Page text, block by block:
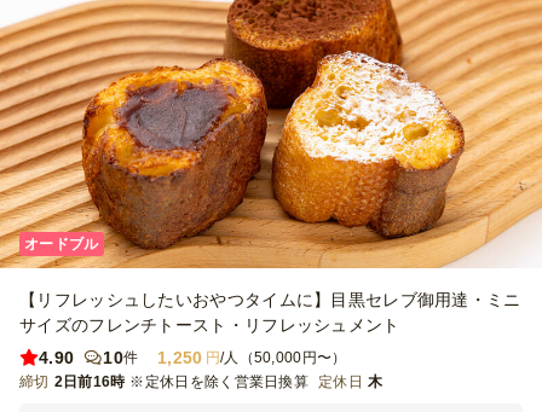
オードブル
【リフレッシュしたいおやつタイムに】目黒セレブ御用達・ミニ
サイズのフレンチトースト・リフレッシュメント
4.90
10件 1,250 円/人（50,000円〜）
締切 2日前16時 ※定休日を除く営業日換算 定休日 木